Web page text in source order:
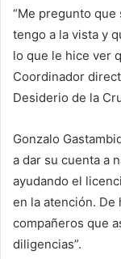
“Me pregunto que
tengo a la vista y
lo que le hice ver
Coordinador
Desiderio de la
Gonzalo
a dar su cuenta a
ayudando el
en la atención.
compañeros que
diligencias”.